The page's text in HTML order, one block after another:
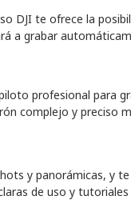
DJI te ofrece la
a grabar
profesional para
complejo y preciso
y panorámicas, y
de uso y